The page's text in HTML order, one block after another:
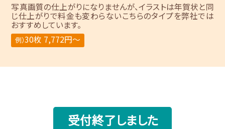
写真画質の仕上がりになりませんが、イラストは年賀状と同
じ仕上がりで料金も変わらないこちらのタイプを弊社では
おすすめしています。
例）30枚 7,772円～
受付終了しました